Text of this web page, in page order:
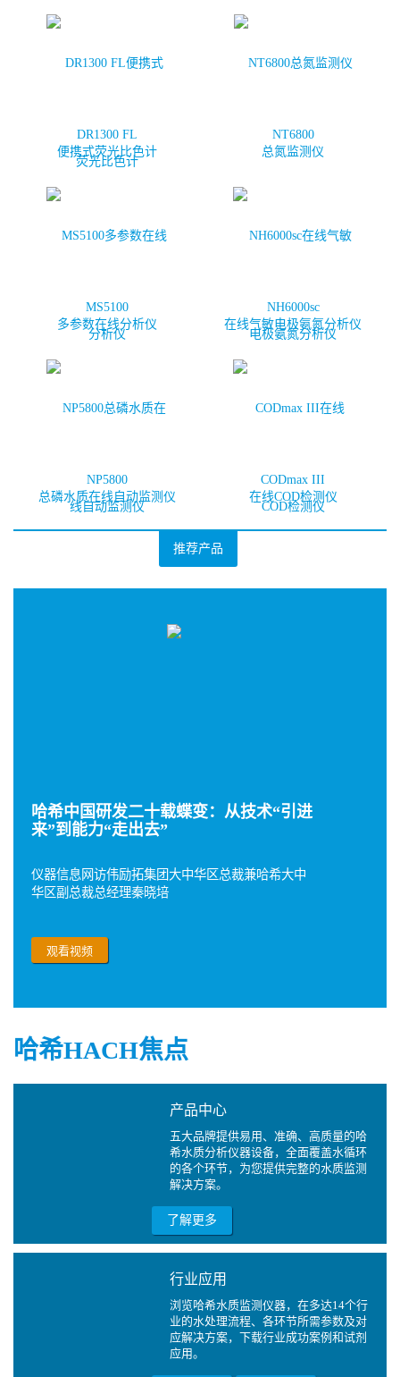
H
A
中
方
网
站
推荐产品
DR1300 FL
便携式荧光比色计
NT6800
总氮监测仪
MS5100
多参数在线分析仪
NH6000sc
在线气敏电极氨氮分析仪
NP5800
总磷水质在线自动监测仪
CODmax III
在线COD检测仪
哈希中国研发二十载蝶变：从技术“引进
来”到能力“走出去”
仪器信息网访伟励拓集团大中华区总裁兼哈希大中
华区副总裁总经理秦晓培
观看视频
哈希HACH焦点
产品中心
五大品牌提供易用、准确、高质量的哈
希水质分析仪器设备，全面覆盖水循环
的各个环节，为您提供完整的水质监测
解决方案。
了解更多
行业应用
浏览哈希水质监测仪器，在多达14个行
业的水处理流程、各环节所需参数及对
应解决方案，下载行业成功案例和试剂
应用。